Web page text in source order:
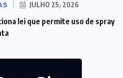
JULHO 25, 2026
lei que permite uso de spray